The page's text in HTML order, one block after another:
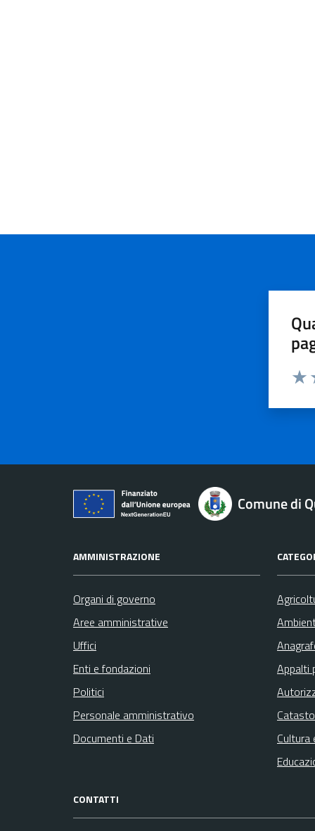
Comune di
AMMINISTRAZIONE
Organi di governo
Aree amministrative
Uffici
Enti e fondazioni
Politici
Personale amministrativo
Documenti e Dati
Appalti
Cultura
CONTATTI